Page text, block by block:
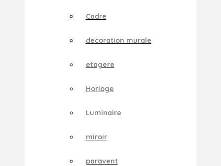
Cadre
decoration murale
etagere
Horloge
Luminaire
miroir
paravent